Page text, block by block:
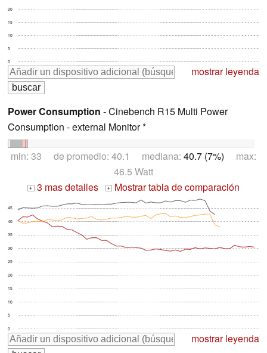
0
5
10
15
20
mostrar leyenda
Power Consumption - Cinebench R15 Multi Power
Consumption - external Monitor *
min: 33 de promedio: 40.1 mediana: 40.7 (7%) max:
46.5 Watt
+ 3 mas detalles + Mostrar tabla de comparación
0
5
10
15
20
25
30
35
40
45
mostrar leyenda